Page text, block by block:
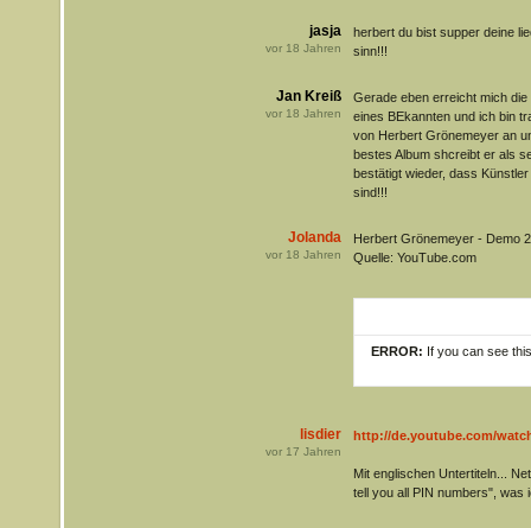
jasja
vor 18 Jahren
herbert du bist supper deine
sinn!!!
Jan Kreiß
vor 18 Jahren
Gerade eben erreicht mich
eines BEkannten und ich bin
von Herbert Grönemeyer an
bestes Album shcreibt er als
bestätigt wieder, dass
sind!!!
Jolanda
vor 18 Jahren
Herbert Grönemeyer - Demo
Quelle: YouTube.com
ERROR: If you can see
lisdier
vor 17 Jahren
http://de.youtube.com/
Mit englischen Untertiteln...
tell you all PIN numbers", was